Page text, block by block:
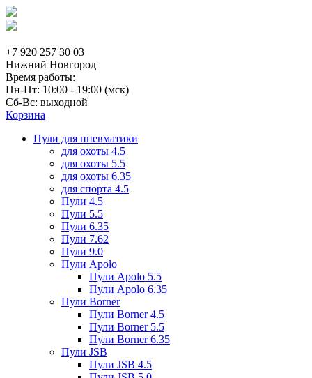
+7 920 257 30 03
Нижний Новгород
Время работы:
Пн-Пт: 10:00 - 19:00 (мск)
Сб-Вс: выходной
Корзина
Пули для пневматики
для охоты 4.5
для охоты 5.5
для охоты 6.35
для спорта 4.5
Пули 4.5
Пули 5.5
Пули 6.35
Пули 7.62
Пули 9.0
Пули Apolo
Пули Apolo 5.5
Пули Apolo 6.35
Пули Borner
Пули Borner 4.5
Пули Borner 5.5
Пули Borner 6.35
Пули JSB
Пули JSB 4.5